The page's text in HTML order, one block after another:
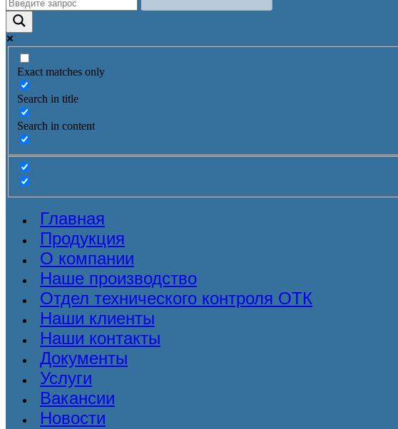
Exact matches only
Search in title
Search in content
Главная
Продукция
О компании
Наше производство
Отдел технического контроля ОТК
Наши клиенты
Наши контакты
Документы
Услуги
Вакансии
Новости